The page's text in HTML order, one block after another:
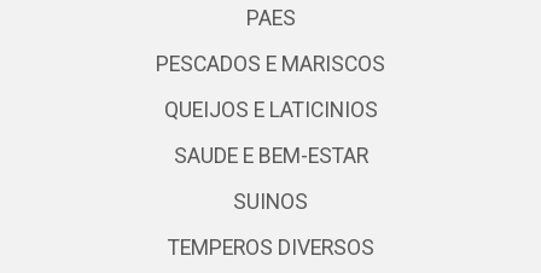
PAES
PESCADOS E MARISCOS
QUEIJOS E LATICINIOS
SAUDE E BEM-ESTAR
SUINOS
TEMPEROS DIVERSOS